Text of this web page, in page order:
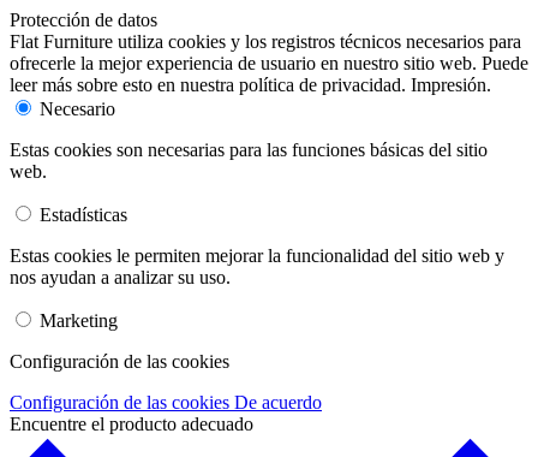
Protección de datos
Flat Furniture utiliza cookies y los registros técnicos necesarios para
ofrecerle la mejor experiencia de usuario en nuestro sitio web. Puede
leer más sobre esto en nuestra política de privacidad. Impresión.
Necesario
Estas cookies son necesarias para las funciones básicas del sitio
web.
Estadísticas
Estas cookies le permiten mejorar la funcionalidad del sitio web y
nos ayudan a analizar su uso.
Marketing
Configuración de las cookies
Configuración de las cookies De acuerdo
Encuentre el producto adecuado